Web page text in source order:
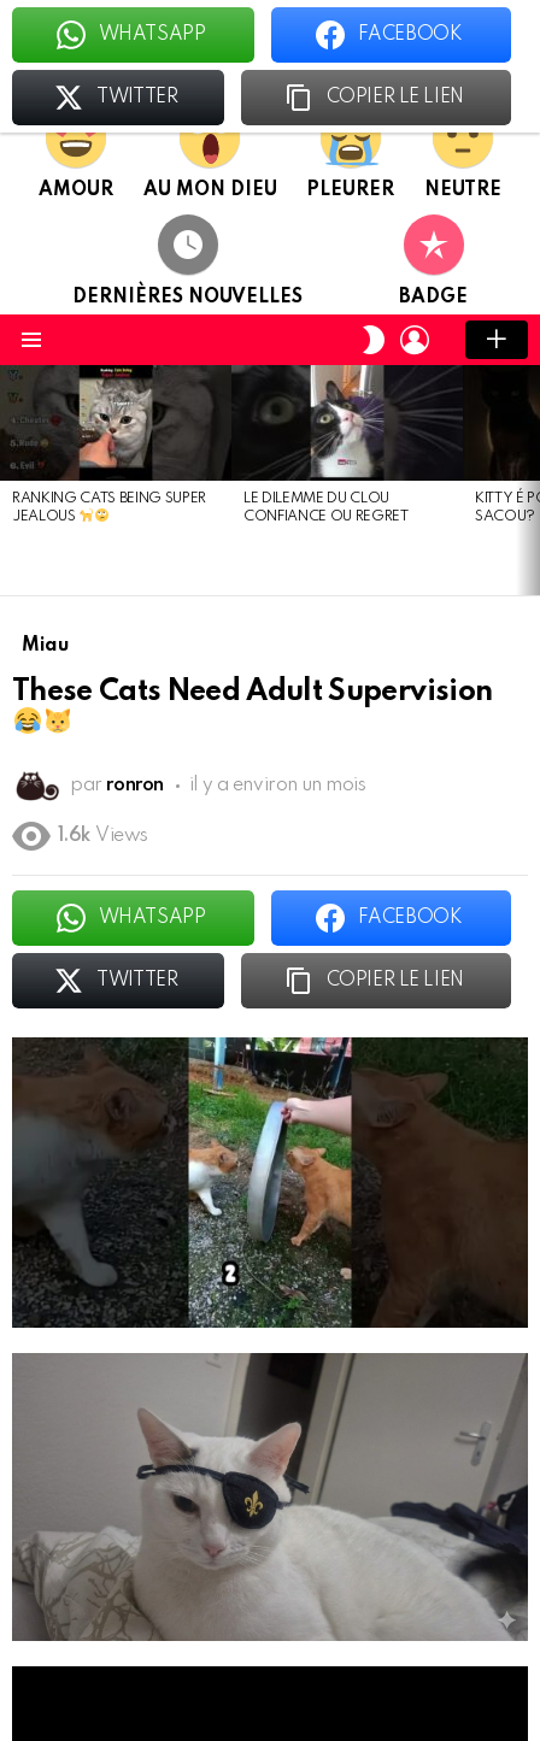
Le foyer des chatologues
AMOUR AU MON DIEU PLEURER NEUTRE
DERNIÈRES NOUVELLES BADGE
CHANGER
DE
PEAU
CONNEXION
DERNIÈRES
NOUVELLES
RANKING CATS BEING SUPER
JEALOUS
LE DILEMME DU CLOU
CONFIANCE OU REGRET
KITTY É
SACOU?
Miau
These Cats Need Adult Supervision
par ronron il y a environ un mois
1.6k Views
WHATSAPP FACEBOOK
TWITTER COPIER LE LIEN
WHATSAPP FACEBOOK
TWITTER COPIER LE LIEN